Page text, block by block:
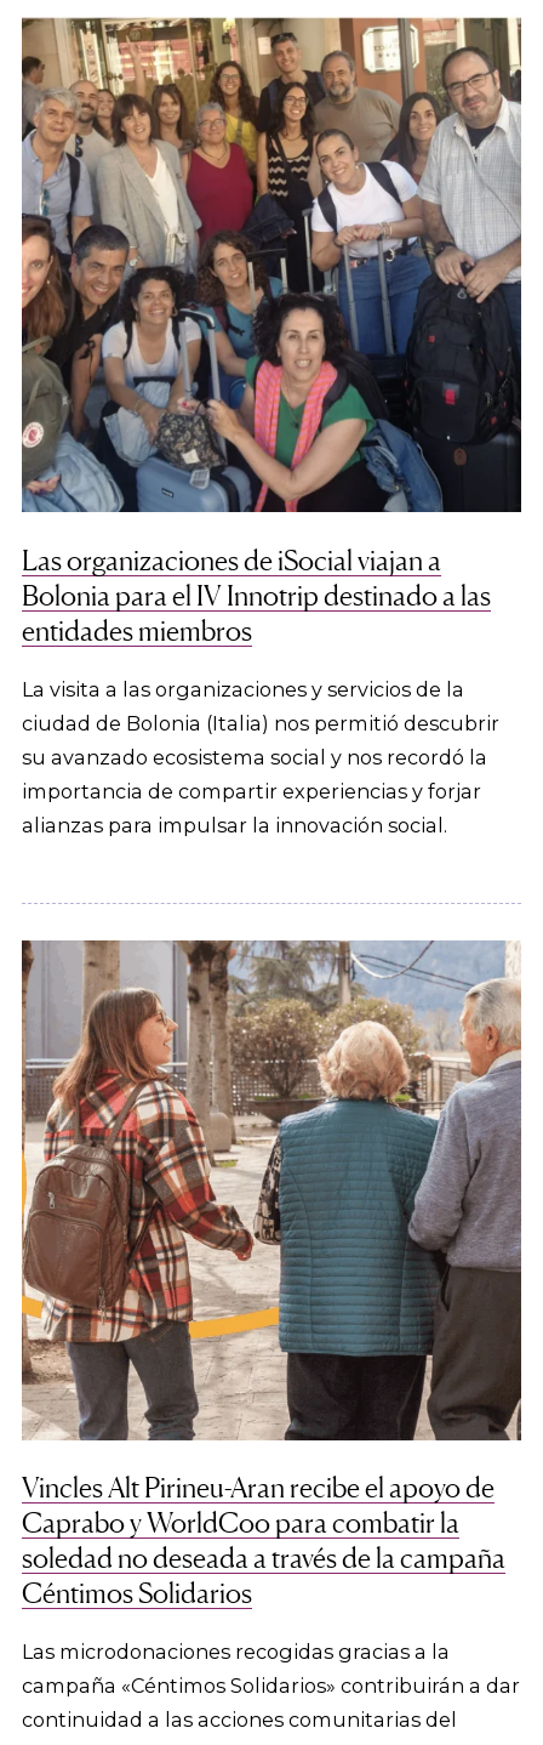
Las organizaciones de iSocial viajan a
Bolonia para el IV Innotrip destinado a las
entidades miembros
La visita a las organizaciones y servicios de la
ciudad de Bolonia (Italia) nos permitió descubrir
su avanzado ecosistema social y nos recordó la
importancia de compartir experiencias y forjar
alianzas para impulsar la innovación social.
Vincles Alt Pirineu-Aran recibe el apoyo de
Caprabo y WorldCoo para combatir la
soledad no deseada a través de la campaña
Céntimos Solidarios
Las microdonaciones recogidas gracias a la
campaña «Céntimos Solidarios» contribuirán a dar
continuidad a las acciones comunitarias del